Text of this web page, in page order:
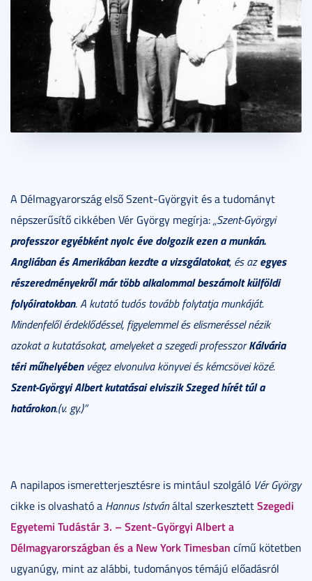
A Délmagyarország első Szent-Györgyit és a tudományt
népszerűsítő cikkében Vér György megírja:„Szent-Györgyi
professzor egyébként nyolc éve dolgozik ezen a munkán.
Angliában és Amerikában kezdte a vizsgálatokat, és azegyes
részeredményekről már több alkalommal beszámolt külföldi
folyóiratokban. A kutató tudós tovább folytatja munkáját.
Mindenfelől érdeklődéssel, figyelemmel és elismeréssel nézik
azokat a kutatásokat, amelyeket a szegedi professzorKálvária
téri műhelyébenvégez elvonulva könyvei és kémcsövei közé.
Szent-Györgyi Albert kutatásai elviszik Szeged hírét túl a
határokon.(v. gy.)”
A napilapos ismeretterjesztésre is mintául szolgáló Vér György
cikke is olvasható a Hannus Istvánáltal szerkesztettSzegedi
Egyetemi Tudástár 3. – Szent-Györgyi Albert a
Délmagyarországban és a New York Timesban című kötetben
ugyanúgy, mint az alábbi, tudományos témájú előadásról